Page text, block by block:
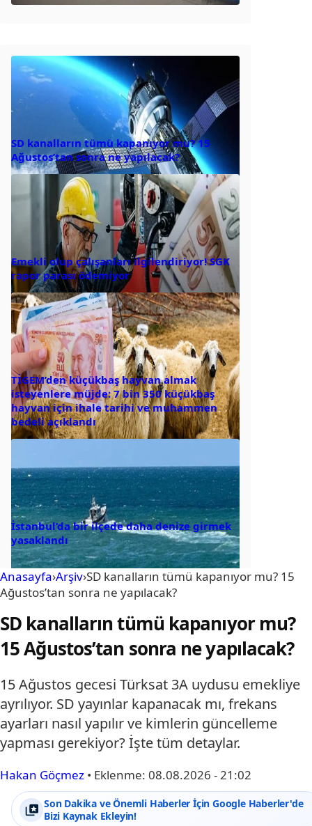
SD kanalların tümü kapanıyor mu? 15
Ağustos’tan sonra ne yapılacak?
Emekli olup çalışanları ilgilendiriyor! SGK
rapor parası ödemiyor
TİGEM’den küçükbaş hayvan almak
isteyenlere müjde: 7 bin 350 küçükbaş
hayvan için ihale tarihi ve muhammen
bedeli açıklandı
İstanbul’da bir ilçede daha denize girmek
yasaklandı
Anasayfa›Arşiv›SD kanalların tümü kapanıyor mu? 15
Ağustos’tan sonra ne yapılacak?
SD kanalların tümü kapanıyor mu?
15 Ağustos’tan sonra ne yapılacak?
15 Ağustos gecesi Türksat 3A uydusu emekliye
ayrılıyor. SD yayınlar kapanacak mı, frekans
ayarları nasıl yapılır ve kimlerin güncelleme
yapması gerekiyor? İşte tüm detaylar.
Hakan Göçmez • Eklenme: 08.08.2026 - 21:02
Son Dakika ve Önemli Haberler İçin Google Haberler'de
Bizi Kaynak Ekleyin!